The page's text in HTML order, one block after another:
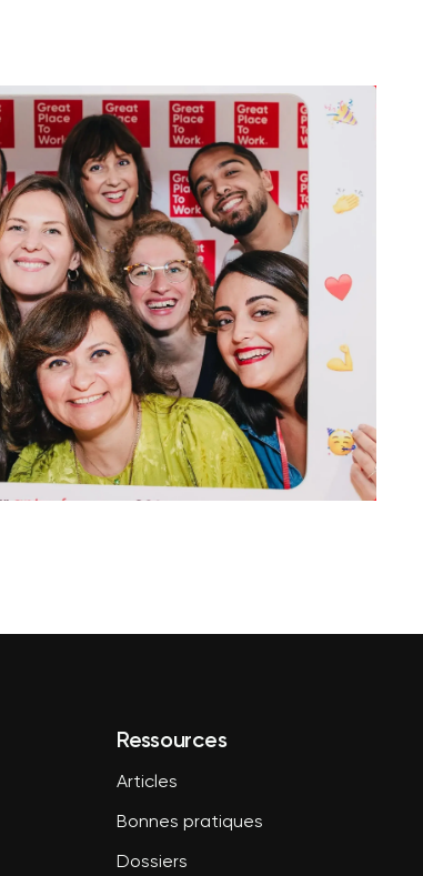
Ressources
Articles
Bonnes pratiques
Dossiers